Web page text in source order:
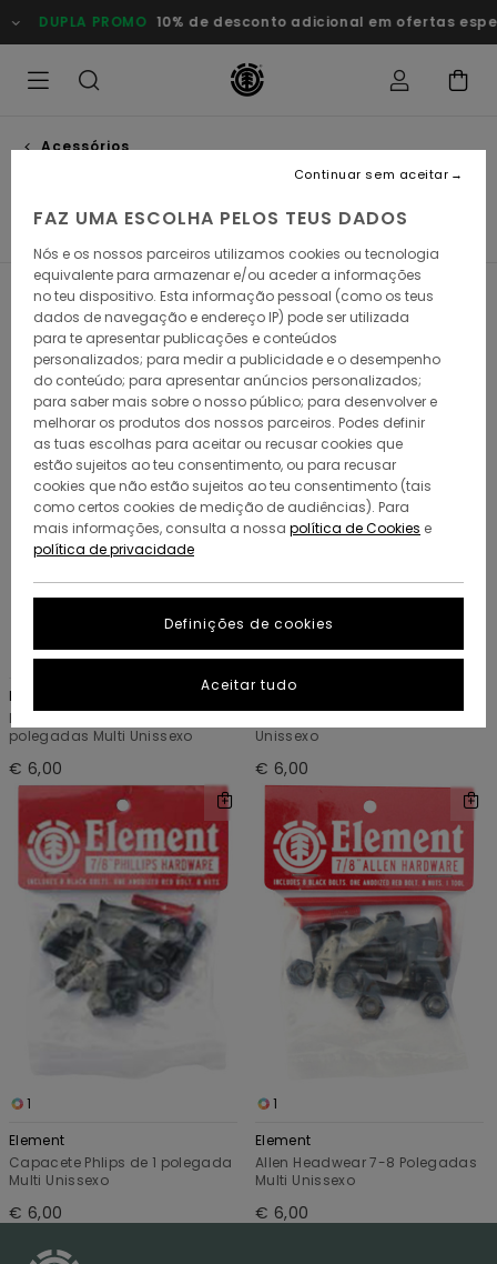
para
a
produtos
DUPLA PROMO 10% de desconto adicional em ofertas
Acessórios
Filtrar e Ordenar 4Resultados
Avançar
para
procurar
critérios
filtragem
Avançar
para
ordenar
Element
Proteção de cabeça Phlips 7-8
polegadas Multi Unissexo
€ 6,00
1
Element
Unissexo
€ 6,00
1
Element
Capacete Phlips de 1 polegada
Multi Unissexo
€ 6,00
1
Element
Allen Headwear 7-8 Polegadas
Multi Unissexo
€ 6,00
FAZ UMA ESCOLHA PELOS TEUS DADOS
Nós e os nossos parceiros utilizamos cookies ou tecnologia
equivalente para armazenar e/ou aceder a informações
no teu dispositivo. Esta informação pessoal (como os teus
dados de navegação e endereço IP) pode ser utilizada
para te apresentar publicações e conteúdos
personalizados; para medir a publicidade e o desempenho
do conteúdo; para apresentar anúncios personalizados;
para saber mais sobre o nosso público; para desenvolver e
melhorar os produtos dos nossos parceiros. Podes definir
as tuas escolhas para aceitar ou recusar cookies que
estão sujeitos ao teu consentimento, ou para recusar
cookies que não estão sujeitos ao teu consentimento (tais
como certos cookies de medição de audiências). Para
mais informações, consulta a nossa política de Cookies e
política de privacidade
Definições de cookies
Continuar sem aceitar
Aceitar tudo